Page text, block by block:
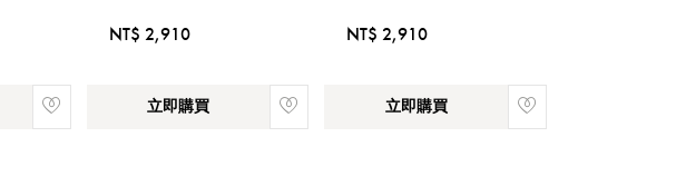
指引，請瀏覽購物流程說
NT$ 2,910
立即購買
NT$ 2,910
立即購買